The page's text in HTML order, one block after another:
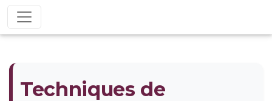
Techniques de